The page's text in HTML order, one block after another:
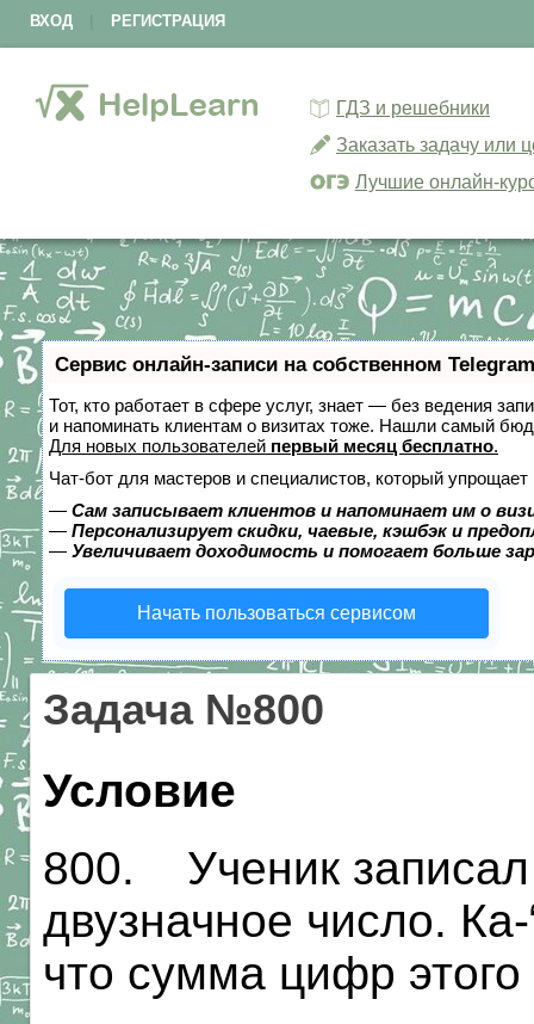
ВХОД РЕГИСТРАЦИЯ
ГДЗ и решебники
Заказать задачу или
Лучшие онлайн-
Сервис онлайн-записи на собственном
Тот, кто работает в сфере услуг, знает — без ведения
и напоминать клиентам о визитах тоже. Нашли самый
Для новых пользователей первый месяц бесплатно.
Чат-бот для мастеров и специалистов, который упрощает
— Сам записывает клиентов и напоминает им о
— Персонализирует скидки, чаевые, кэшбэк и
— Увеличивает доходимость и помогает больше
Начать пользоваться сервисом
Задача №800
Условие
800. Ученик записал
двузначное число.
что сумма цифр